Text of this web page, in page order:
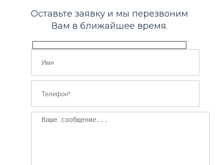
Оставьте заявку и мы перезвоним
Вам в ближайшее время.